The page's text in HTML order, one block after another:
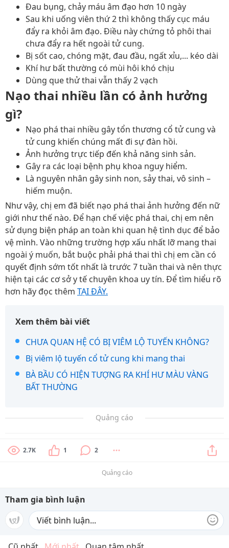
Đau bụng, chảy máu âm đạo hơn 10 ngày
Sau khi uống viên thứ 2 thì không thấy cục máu
đẩy ra khỏi âm đạo. Điều này chứng tỏ phôi thai
chưa đẩy ra hết ngoài tử cung.
Bị sốt cao, chóng mặt, đau đầu, ngất xỉu,... kéo dài
Khí hư bất thường có mùi hôi khó chịu
Dùng que thử thai vẫn thấy 2 vạch
Nạo thai nhiều lần có ảnh hưởng
gì?
Nạo phá thai nhiều gây tổn thương cổ tử cung và
tử cung khiến chúng mất đi sự đàn hồi.
Ảnh hưởng trực tiếp đến khả năng sinh sản.
Gây ra các loại bệnh phụ khoa nguy hiểm.
Là nguyên nhân gây sinh non, sảy thai, vô sinh –
hiếm muộn.
Như vậy, chị em đã biết nạo phá thai ảnh hưởng đến nữ
giới như thế nào. Để hạn chế việc phá thai, chị em nên
sử dụng biện pháp an toàn khi quan hệ tình dục để bảo
vệ mình. Vào những trường hợp xấu nhất lỡ mang thai
ngoài ý muốn, bắt buộc phải phá thai thì chị em cần có
quyết định sớm tốt nhất là trước 7 tuần thai và nên thực
hiện tại các cơ sở y tế chuyên khoa uy tín. Để tìm hiểu rõ
hơn hãy đọc thêm TẠI ĐÂY.
Xem thêm bài viết
CHƯA QUAN HỆ CÓ BỊ VIÊM LỘ TUYẾN KHÔNG?
Bị viêm lộ tuyến cổ tử cung khi mang thai
BÀ BẦU CÓ HIỆN TƯỢNG RA KHÍ HƯ MÀU VÀNG
BẤT THƯỜNG
Quảng cáo
2.7K 1 2
Quảng cáo
Tham gia bình luận